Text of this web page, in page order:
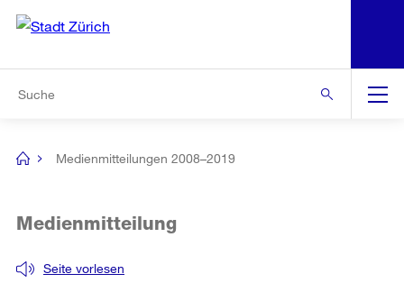
Navigation
[no
Medienmitteilungen 2008–2019
Seite vorlesen
Medienmitteilung